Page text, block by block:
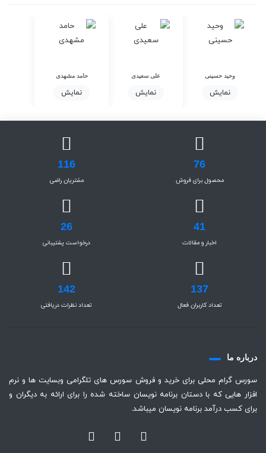
وحید حسینی
نمایش
علی سعیدی
نمایش
حامد مشهدی
نمایش
76
محصول برای فروش
116
مشتریان راضی
41
اخبار و مقالات
26
درخواست پشتیبانی
137
تعداد کاربران فعال
142
تعداد نظرات دریافتی
درباره ما
سورس گرام محلی برای خرید و فروش سورس های تلگرامی وبسایت ها و نرم
افزار هایی که با دستان برنامه نویسان ساخته شده را برای ارائه به دیگران و
برای کسب درآمد برنامه نویسان میباشد.